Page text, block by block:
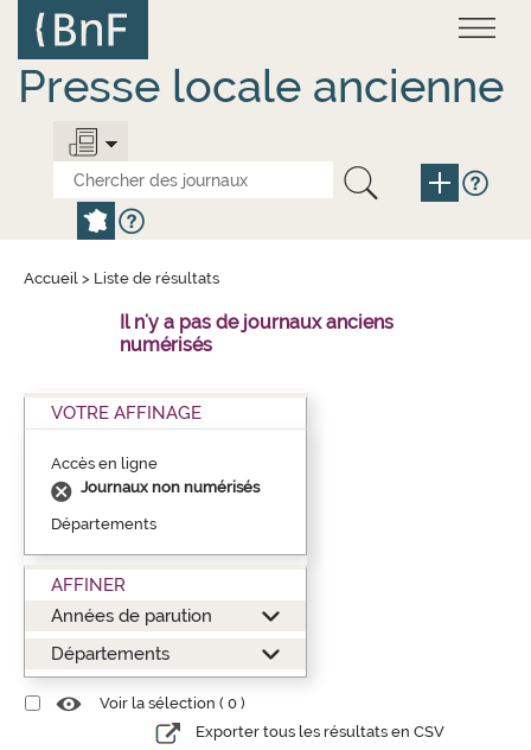
contenu
principal
Presse locale ancienne
Accueil > Liste de résultats
Il n'y a pas de journaux anciens
numérisés
VOTRE AFFINAGE
Accès en ligne
Journaux non numérisés
Départements
AFFINER
Années de parution
Départements
Voir la sélection ( 0 )
Exporter tous les résultats en CSV
Panneau de gestion des cookies